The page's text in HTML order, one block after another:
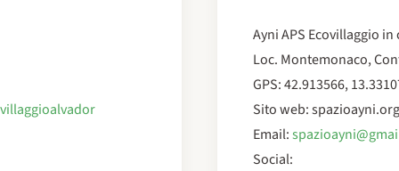
Ayni APS Ecovillaggio
Loc. Montemonaco,
GPS: 42.913566,
Sito web: spazioayni.org
Email:
Social: